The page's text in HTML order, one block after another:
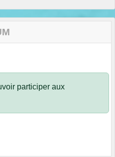
participer aux